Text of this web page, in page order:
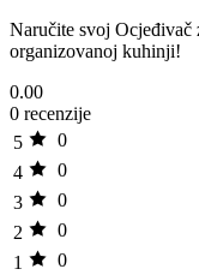
Naručite svoj Ocjeđivač
organizovanoj kuhinji!
0.00
0 recenzije
5
0
4
0
3
0
2
0
1
0